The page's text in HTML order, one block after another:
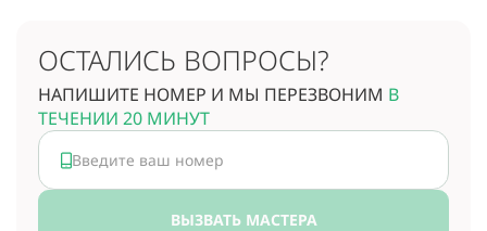
ОСТАЛИСЬ ВОПРОСЫ?
НАПИШИТЕ НОМЕР И МЫ ПЕРЕЗВОНИМ В
ТЕЧЕНИИ 20 МИНУТ
ВЫЗВАТЬ МАСТЕРА